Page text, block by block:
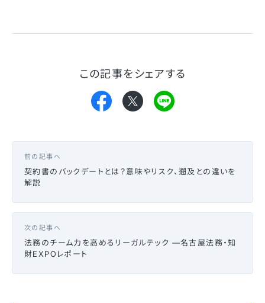
この記事をシェアする
前の記事へ
契約書のバックデートとは？意味やリスク、遡及との違いを
解説
次の記事へ
法務のチーム力を高めるリーガルテック —名古屋法務・知
財EXPOレポート